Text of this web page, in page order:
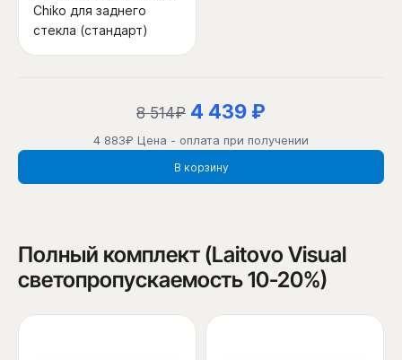
Chiko для заднего
стекла (стандарт)
8 514₽ 4 439 ₽
4 883₽ Цена - оплата при получении
В корзину
Полный комплект (Laitovo Visual
светопропускаемость 10-20%)